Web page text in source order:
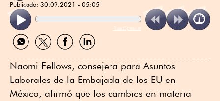
Publicado: 30.09.2021 - 05:05
ReadSpeaker
Compartir
por
Compartir
por
Compartir
por
Compartir
por
Naomi Fellows, consejera para Asuntos
Laborales de la Embajada de los EU en
México, afirmó que los cambios en materia